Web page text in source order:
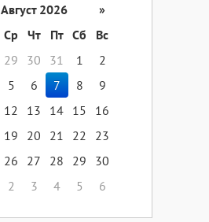
Август 2026
»
Ср Чт Пт Сб
Вс
29 30 31 1
2
5 6 7 8
9
12 13 14 15
16
19 20 21 22
23
26 27 28 29
30
2 3 4 5 6